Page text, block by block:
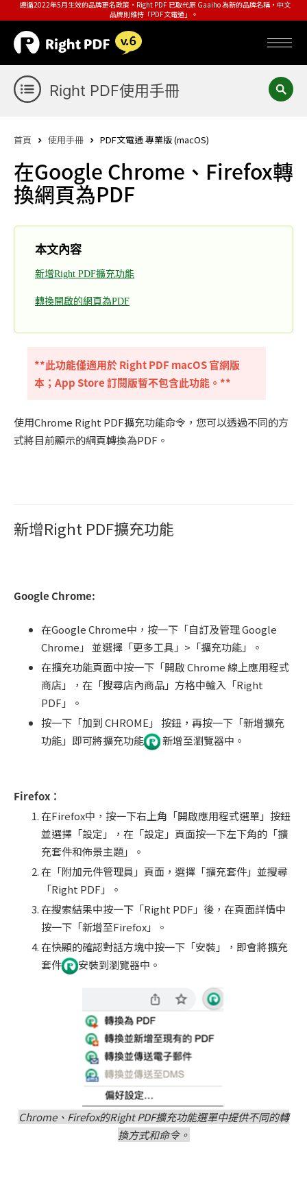
遵循2022年5月生效的品牌更名政策，Right PDF 已取代原 Gaaiho 為新的品牌名稱，中文
品牌則維持「PDF文電通」。
Right PDF使用手冊
首頁 使用手冊 PDF文電通 專業版 (macOS)
在Google Chrome、Firefox轉
換網頁為PDF
本文內容
新增Right PDF擴充功能
轉換開啟的網頁為PDF
**此功能僅適用於 Right PDF macOS 官網版
本；App Store 訂閱版暫不包含此功能。**
使用Chrome Right PDF擴充功能命令，您可以透過不同的方
式將目前顯示的網頁轉換為PDF。
新增Right PDF擴充功能
Google Chrome:
在Google Chrome中，按一下「自訂及管理 Google
Chrome」 並選擇「更多工具」>「擴充功能」。
在擴充功能頁面中按一下「開啟 Chrome 線上應用程式
商店」，在「搜尋店內商品」方格中輸入「Right
PDF」。
按一下「加到 CHROME」 按鈕，再按一下「新增擴充
功能」即可將擴充功能
新增至瀏覽器中。
Firefox ：
在Firefox中，按一下右上角「開啟應用程式選單」按鈕
並選擇「設定」，在「設定」頁面按一下左下角的「擴
充套件和佈景主題」。
在「附加元件管理員」頁面，選擇「擴充套件」並搜尋
「Right PDF」。
在搜索結果中按一下「Right PDF」後，在頁面詳情中
按一下「新增至Firefox」。
在快顯的確認對話方塊中按一下「安裝」，即會將擴充
套件
安裝到瀏覽器中。
Chrome、Firefox的Right PDF擴充功能選單中提供不同的轉
換方式和命令。